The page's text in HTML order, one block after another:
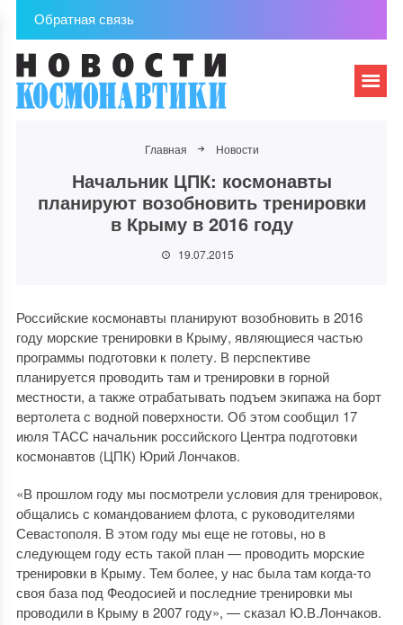
Обратная связь
Главная Новости
Начальник ЦПК: космонавты
планируют возобновить тренировки
в Крыму в 2016 году
19.07.2015
Российские космонавты планируют возобновить в 2016
году морские тренировки в Крыму, являющиеся частью
программы подготовки к полету. В перспективе
планируется проводить там и тренировки в горной
местности, а также отрабатывать подъем экипажа на борт
вертолета с водной поверхности. Об этом сообщил 17
июля ТАСС начальник российского Центра подготовки
космонавтов (ЦПК) Юрий Лончаков.
«В прошлом году мы посмотрели условия для тренировок,
общались с командованием флота, с руководителями
Севастополя. В этом году мы еще не готовы, но в
следующем году есть такой план — проводить морские
тренировки в Крыму. Тем более, у нас была там когда-то
своя база под Феодосией и последние тренировки мы
проводили в Крыму в 2007 году», — сказал Ю.В.Лончаков.